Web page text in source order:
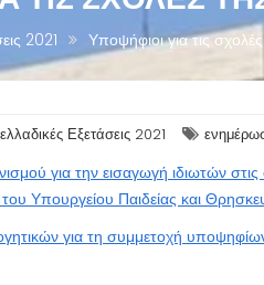
2021 Υποψήφιοι για τις
Εξετάσεις 2021
για την εισαγωγή ιδιωτών
Υπουργείου Παιδείας και
για τη συμμετοχή